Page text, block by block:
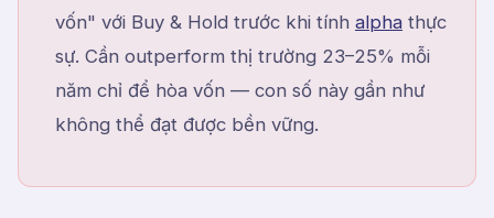
vốn" với Buy & Hold trước khi tính alpha thực
sự. Cần outperform thị trường 23–25% mỗi
năm chỉ để hòa vốn — con số này gần như
không thể đạt được bền vững.